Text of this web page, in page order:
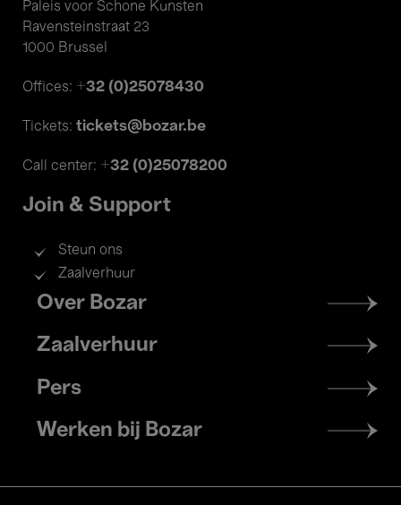
Paleis voor Schone Kunsten
Ravensteinstraat 23
1000 Brussel
Offices: +32 (0)25078430
Tickets: tickets@bozar.be
Call center: +32 (0)25078200
Join & Support
Steun ons
Zaalverhuur
Footer
menu
Over Bozar
Zaalverhuur
Pers
Werken bij Bozar